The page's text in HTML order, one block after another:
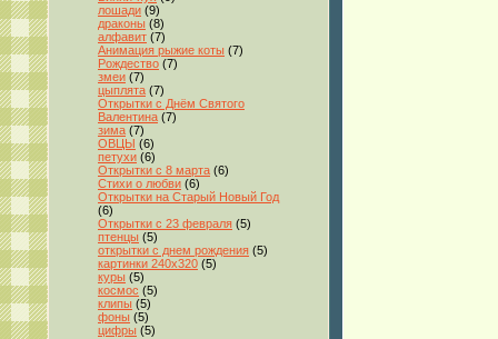
лошади (9)
драконы (8)
алфавит (7)
Анимация рыжие коты (7)
Рождество (7)
змеи (7)
цыплята (7)
Открытки с Днём Святого
Валентина (7)
зима (7)
ОВЦЫ (6)
петухи (6)
Открытки с 8 марта (6)
Стихи о любви (6)
Открытки на Старый Новый Год
(6)
Открытки с 23 февраля (5)
птенцы (5)
открытки с днем рождения (5)
картинки 240x320 (5)
куры (5)
космос (5)
клипы (5)
фоны (5)
цифры (5)